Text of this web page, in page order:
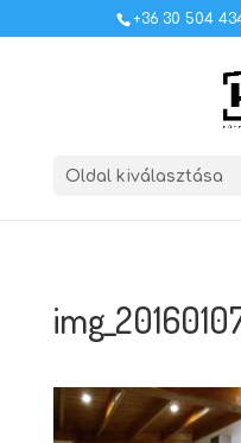
+36 30 504
Oldal kiválasztása